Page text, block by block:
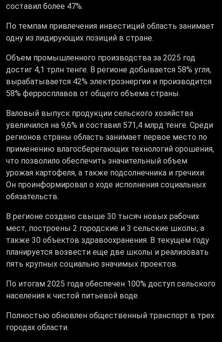
составил более 47%.
По темпам привлечения инвестиций область занимает
одну из лидирующих позиций в стране.
Объем промышленного производства за 2025 год
достиг 4,1 трлн тенге. В регионе добывается 58% угля,
вырабатывается 42% электроэнергии и производится
58% ферросплавов от общего объема страны.
Валовый выпуск продукции сельского хозяйства
увеличился на 9,6% и составил 571,4 млрд тенге. Среди
регионов страны область занимает первое место по
применению влагосберегающих технологий орошения,
что позволило обеспечить значительный объем
урожая картофеля, а также подсолнечника и гречихи.
Он проинформировал о ходе исполнения социальных
обязательств.
В регионе создано свыше 30 тысяч новых рабочих
мест, построены 2 городские и 3 сельские школы, а
также 30 объектов здравоохранения. В текущем году
планируется возвести еще две школы и реализовать
пять крупных социально значимых проектов.
По итогам 2025 года обеспечен 100% доступ сельского
населения к чистой питьевой воде.
Полностью обновлен общественный транспорт в трех
городах области.